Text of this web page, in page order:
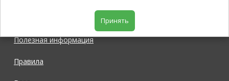
Полезная информация
Правила
Принять